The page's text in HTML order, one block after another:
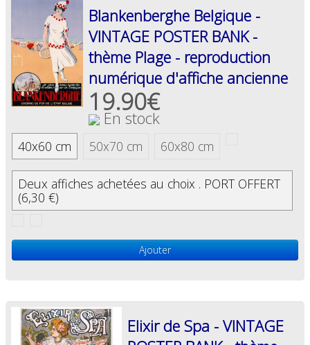
Blankenberghe Belgique -
VINTAGE POSTER BANK -
thème Plage - reproduction
numérique d'affiche ancienne
19.90€
En stock
40x60 cm 50x70 cm 60x80 cm
Deux affiches achetées au choix . PORT OFFERT
(6,30 €)
Ajouter
Elixir de Spa - VINTAGE